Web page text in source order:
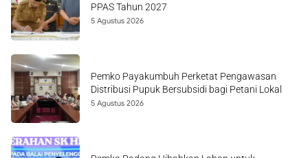
PPAS Tahun 2027
5 Agustus 2026
Pemko Payakumbuh Perketat Pengawasan
Distribusi Pupuk Bersubsidi bagi Petani Lokal
5 Agustus 2026